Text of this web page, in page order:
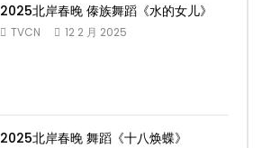
2025北岸春晚 傣族舞蹈《水的女儿》
TVCN 12 2 月 2025
2025北岸春晚 舞蹈《十八焕蝶》